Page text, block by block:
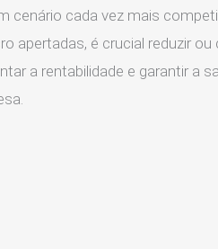
cenário cada vez mais
apertadas, é crucial reduzir
a rentabilidade e garantir a